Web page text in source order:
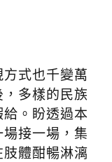
式也千變萬
多樣的民族
。盼透過本
接一場，集
體酣暢淋漓